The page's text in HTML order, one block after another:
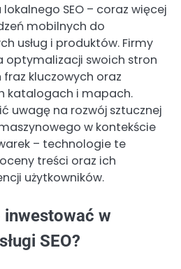
SEO – coraz więcej
mobilnych do
usług i produktów. Firmy
optymalizacji swoich stron
kluczowych oraz
katalogach i mapach.
uwagę na rozwój sztucznej
w kontekście
– technologie te
treści oraz ich
użytkowników.
w
SEO?